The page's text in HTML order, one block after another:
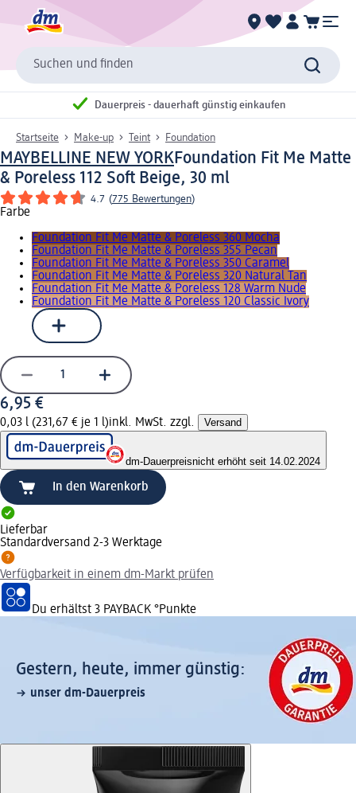
Suchen und finden
Dauerpreis - dauerhaft günstig einkaufen
Startseite Make-up Teint Foundation
MAYBELLINE NEW YORKFoundation Fit Me Matte
& Poreless 112 Soft Beige, 30 ml
4.7 (775 Bewertungen)
Farbe
Foundation Fit Me Matte & Poreless 360 Mocha
Foundation Fit Me Matte & Poreless 355 Pecan
Foundation Fit Me Matte & Poreless 350 Caramel
Foundation Fit Me Matte & Poreless 320 Natural Tan
Foundation Fit Me Matte & Poreless 128 Warm Nude
Foundation Fit Me Matte & Poreless 120 Classic Ivory
6,95 €
0,03 l (231,67 € je 1 l)inkl. MwSt. zzgl. Versand
dm-Dauerpreisnicht erhöht seit 14.02.2024
In den Warenkorb
Lieferbar
Standardversand 2-3 Werktage
Verfügbarkeit in einem dm-Markt prüfen
Du erhältst 3 PAYBACK °Punkte
Gestern, heute, immer günstig:
unser dm-Dauerpreis